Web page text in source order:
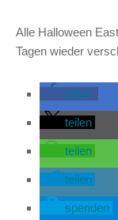
Alle Halloween
Tagen wieder
teilen
teilen
teilen
teilen
spenden